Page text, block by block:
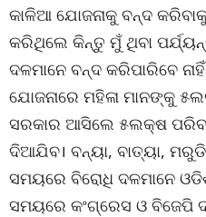
କାଳିଆ ଯୋଜନାକୁ ବନ୍ଦ
କରିଥିଲେ କିନ୍ତୁ ମୁଁ ଥିବା
ଦଳମାନେ ବନ୍ଦ କରିପାରିବେ
ଯୋଜନାରେ ମହିଳା ମାନଙ୍କୁ
ସରକାର ଆସିଲେ ୫ଲକ୍ଷ
ଦିଆଯିବ। ବନ୍ୟା, ବାତ୍ୟା,
ସମୟରେ ବିରୋଧି ଦଳମାନେ
ସମୟରେ କଂଗ୍ରେସ ଓ ବିଜେପି